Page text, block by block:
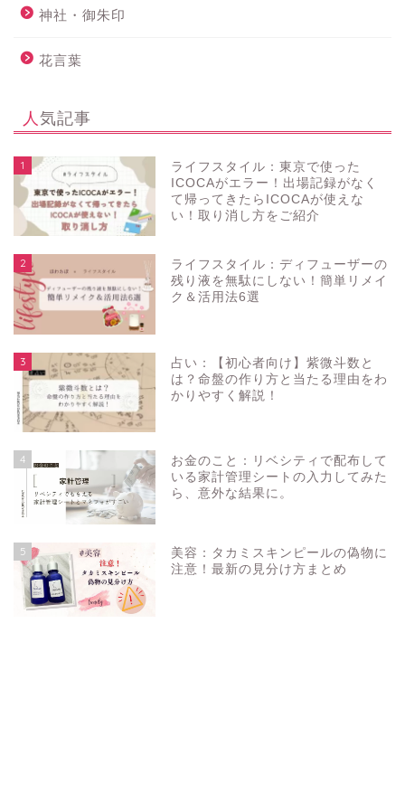
神社・御朱印
花言葉
人気記事
1
ライフスタイル：東京で使った
ICOCAがエラー！出場記録がなく
て帰ってきたらICOCAが使えな
い！取り消し方をご紹介
2
ライフスタイル：ディフューザーの
残り液を無駄にしない！簡単リメイ
ク＆活用法6選
3
占い：【初心者向け】紫微斗数と
は？命盤の作り方と当たる理由をわ
かりやすく解説！
4
お金のこと：リベシティで配布して
いる家計管理シートの入力してみた
ら、意外な結果に。
5
美容：タカミスキンピールの偽物に
注意！最新の見分け方まとめ